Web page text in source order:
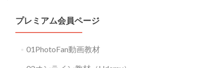
プレミアム会員ページ
01PhotoFan動画教材